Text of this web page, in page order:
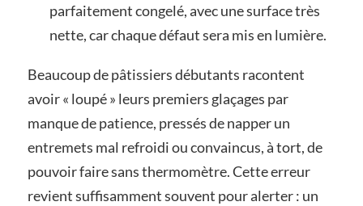
parfaitement congelé, avec une surface très
nette, car chaque défaut sera mis en lumière.
Beaucoup de pâtissiers débutants racontent
avoir « loupé » leurs premiers glaçages par
manque de patience, pressés de napper un
entremets mal refroidi ou convaincus, à tort, de
pouvoir faire sans thermomètre. Cette erreur
revient suffisamment souvent pour alerter : un